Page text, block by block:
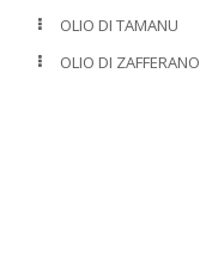
OLIO DI TAMANU
OLIO DI ZAFFERANO